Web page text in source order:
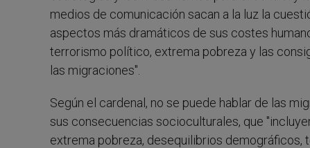
medios de comunicación sacan a la luz la
aspectos más dramáticos de sus costes
terrorismo político, extrema pobreza y las
las migraciones".
Según el cardenal, no se puede hablar de las
sus consecuencias socioculturales, que
extrema pobreza, desequilibrios